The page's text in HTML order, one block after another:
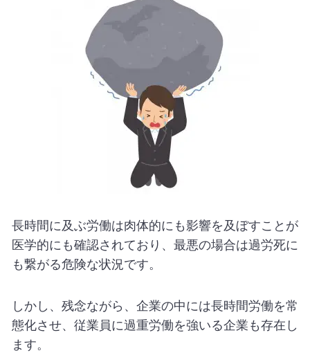
長時間に及ぶ労働は肉体的にも影響を及ぼすことが
医学的にも確認されており、最悪の場合は過労死に
も繋がる危険な状況です。
しかし、残念ながら、企業の中には長時間労働を常
態化させ、従業員に過重労働を強いる企業も存在し
ます。